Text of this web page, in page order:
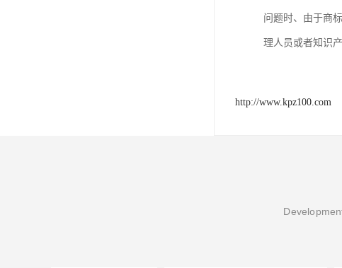
问题时、由于商
理人员或者知识
http://www.kpz100.com